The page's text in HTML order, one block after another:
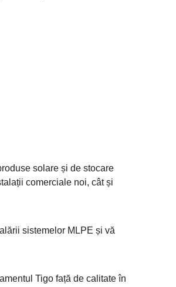
solare și de stocare
comerciale noi, cât și
sistemelor MLPE și vă
Tigo față de calitate în